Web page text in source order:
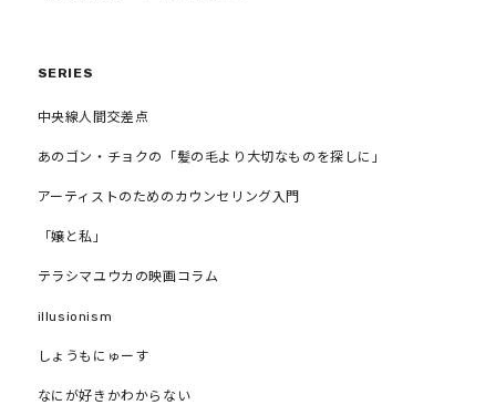
SERIES
中央線人間交差点
あのゴン・チョクの「髪の毛より大切なものを探しに」
アーティストのためのカウンセリング入門
「嬢と私」
テラシマユウカの映画コラム
illusionism
しょうもにゅーす
なにが好きかわからない